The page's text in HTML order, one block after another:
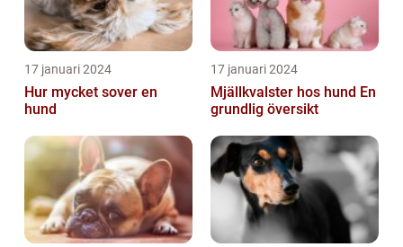
17 januari 2024
Hur mycket sover en
hund
17 januari 2024
Mjällkvalster hos hund En
grundlig översikt